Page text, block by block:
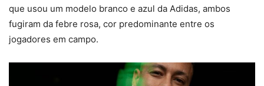
que usou um modelo branco e azul da Adidas, ambos
fugiram da febre rosa, cor predominante entre os
jogadores em campo.